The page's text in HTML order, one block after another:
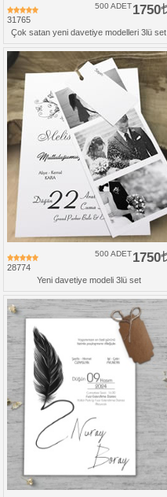
31765
1750
500 ADET
Çok satan yeni davetiye modelleri 3lü set
28774
1750
500 ADET
Yeni davetiye modeli 3lü set